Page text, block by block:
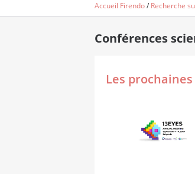
Accueil Firendo/Recherche
Conférences
Les